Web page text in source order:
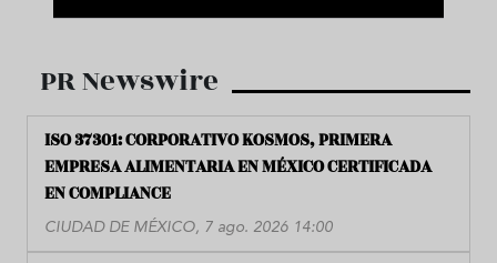
PR Newswire
ISO 37301: CORPORATIVO KOSMOS, PRIMERA
EMPRESA ALIMENTARIA EN MÉXICO CERTIFICADA
EN COMPLIANCE
CIUDAD DE MÉXICO, 7 ago. 2026 14:00